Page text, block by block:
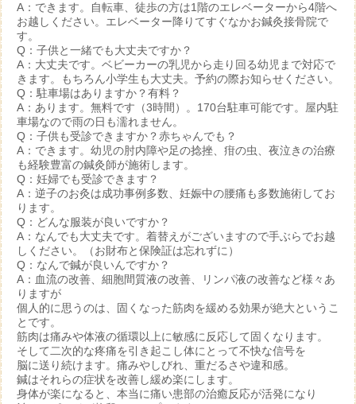
A：できます。自転車、徒歩の方は1階のエレベーターから4階へ
お越しください。エレベーター降りてすぐなかお鍼灸接骨院で
す。
Q：子供と一緒でも大丈夫ですか？
A：大丈夫です。ベビーカーの乳児から走り回る幼児まで対応で
きます。もちろん小学生も大丈夫。予約の際お知らせください。
Q：駐車場はありますか？有料？
A：あります。無料です（3時間）。170台駐車可能です。屋内駐
車場なので雨の日も濡れません。
Q：子供も受診できますか？赤ちゃんでも？
A：できます。幼児の肘内障や足の捻挫、疳の虫、夜泣きの治療
も経験豊富の鍼灸師が施術します。
Q：妊婦でも受診できます？
A：逆子のお灸は成功事例多数、妊娠中の腰痛も多数施術してお
ります。
Q：どんな服装が良いですか？
A：なんでも大丈夫です。着替えがございますので手ぶらでお越
しください。（お財布と保険証は忘れずに）
Q：なんで鍼が良いんですか？
A：血流の改善、細胞間質液の改善、リンパ液の改善など様々あ
りますが
個人的に思うのは、固くなった筋肉を緩める効果が絶大というこ
とです。
筋肉は痛みや体液の循環以上に敏感に反応して固くなります。
そして二次的な疼痛を引き起こし体にとって不快な信号を
脳に送り続けます。痛みやしびれ、重だるさや違和感。
鍼はそれらの症状を改善し緩め楽にします。
身体が楽になると、本当に痛い患部の治癒反応が活発になり